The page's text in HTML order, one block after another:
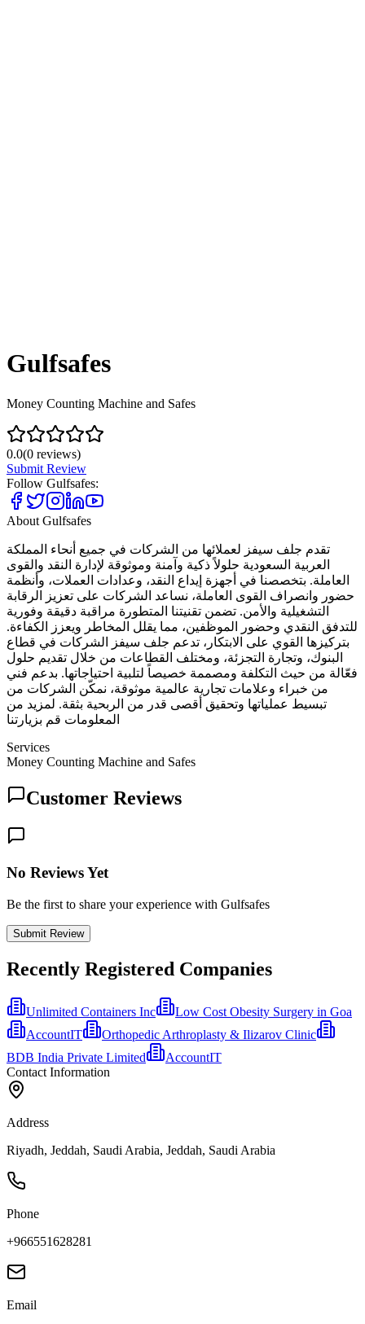
Gulfsafes
Money Counting Machine and Safes
0.0(0 reviews)
Submit Review
Follow Gulfsafes:
About Gulfsafes
تقدم جلف سيفز لعملائها من الشركات في جميع أنحاء المملكة
العربية السعودية حلولاً ذكية وآمنة وموثوقة لإدارة النقد والقوى
العاملة. بتخصصنا في أجهزة إيداع النقد، وعدادات العملات، وأنظمة
حضور وانصراف القوى العاملة، نساعد الشركات على تعزيز الرقابة
التشغيلية والأمن. تضمن تقنيتنا المتطورة مراقبة دقيقة وفورية
للتدفق النقدي وحضور الموظفين، مما يقلل المخاطر ويعزز الكفاءة.
بتركيزها القوي على الابتكار، تدعم جلف سيفز الشركات في قطاع
البنوك، وتجارة التجزئة، ومختلف القطاعات من خلال تقديم حلول
فعّالة من حيث التكلفة ومصممة خصيصاً لتلبية احتياجاتها. بدعم فني
من خبراء وعلامات تجارية عالمية موثوقة، نمكّن الشركات من
تبسيط عملياتها وتحقيق أقصى قدر من الربحية بثقة. لمزيد من
المعلومات قم بزيارتنا
Services
Money Counting Machine and Safes
Customer Reviews
No Reviews Yet
Be the first to share your experience with Gulfsafes
Submit Review
Recently Registered Companies
Unlimited Containers Inc
Low Cost Obesity Surgery in Goa
AccountIT
Orthopedic Arthroplasty & Ilizarov Clinic
BDB India Private Limited
AccountIT
Contact Information
Address
Riyadh, Jeddah, Saudi Arabia, Jeddah, Saudi Arabia
Phone
+966551628281
Email